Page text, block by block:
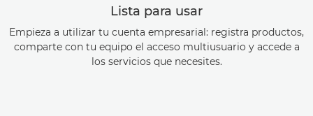
Lista para usar
Empieza a utilizar tu cuenta empresarial: registra productos,
comparte con tu equipo el acceso multiusuario y accede a
los servicios que necesites.